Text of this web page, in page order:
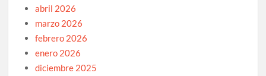
abril 2026
marzo 2026
febrero 2026
enero 2026
diciembre 2025